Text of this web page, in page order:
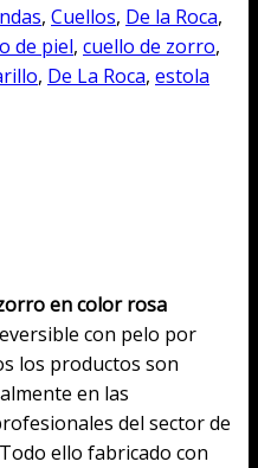
, Cuellos, De la Roca,
de piel, cuello de zorro,
, De La Roca, estola
en color rosa
con pelo por
los productos son
en las
del sector de
ello fabricado con